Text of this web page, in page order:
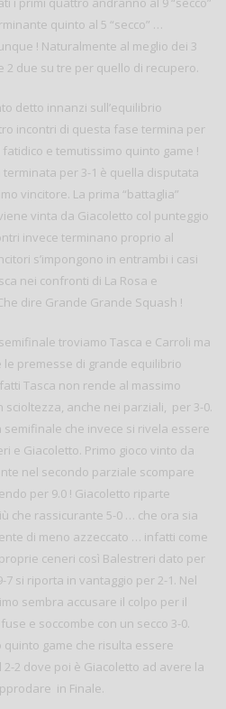
quinto al 5 “secco” …
! Naturalmente al meglio dei 3
2 due su tre per quello di recupero.
detto innanzi sull’equilibrio
incontri di questa fase termina per
e temutissimo quinto game !
per 3-1 è quella disputata
vincitore. La prima “battaglia”
vinta da Giacoletto col punteggio
invece terminano proprio al
s’impongono in entrambi i casi
nei confronti di La Rosa e
dire Grande Grande Squash !
troviamo Tasca e Carroli ma
premesse di grande equilibrio
Tasca non rende al massimo
scioltezza, anche nei parziali, per 3-0.
che invece si rivela essere
e Giacoletto. Primo gioco vinto da
nel secondo parziale scompare
per 9.0 ! Giacoletto riparte
che rassicurante 5-0 … che ora sia
di meno azzeccato … infatti come
ceneri così Balestreri dato per
7 si riporta in vantaggio per 2-1. Nel
sembra accusare il colpo per il
e soccombe con un secco 3-0.
game che risulta essere
2 dove poi è Giacoletto ad avere la
in Finale.